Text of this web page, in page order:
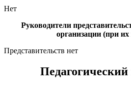
Нет
Руководители
организации (при
Представительств нет
Педагогический